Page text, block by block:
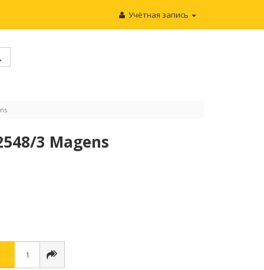
Учётная запись
3 Magens